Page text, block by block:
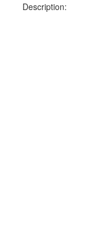
Description: